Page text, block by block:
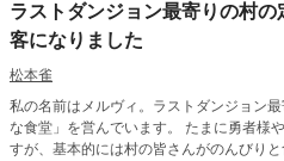
ラストダンジョン最寄りの村
客になりました
松本雀
私の名前はメルヴィ。ラストダンジョン
な食堂」を営んでいます。 たまに勇者様や冒険者の方が立ち寄ることはありま
すが、基本的には村の皆さんがのんびり